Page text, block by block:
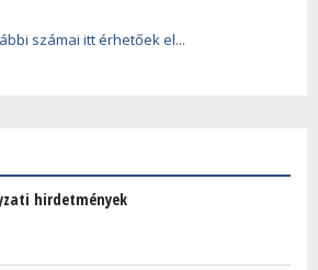
számai itt érhetőek el...
hirdetmények